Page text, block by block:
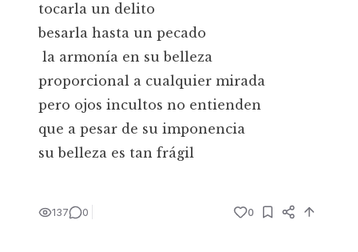
tocarla un delito
besarla hasta un pecado
la armonía en su belleza
proporcional a cualquier mirada
pero ojos incultos no entienden
que a pesar de su imponencia
su belleza es tan frágil
137 0 0